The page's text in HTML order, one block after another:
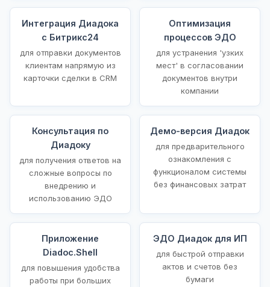
Интеграция Диадока
с Битрикс24
для отправки документов
клиентам напрямую из
карточки сделки в CRM
Оптимизация
процессов ЭДО
для устранения 'узких
мест' в согласовании
документов внутри
компании
Консультация по
Диадоку
для получения ответов на
сложные вопросы по
внедрению и
использованию ЭДО
Демо-версия Диадок
для предварительного
ознакомления с
функционалом системы
без финансовых затрат
Приложение
Diadoc.Shell
для повышения удобства
работы при больших
ЭДО Диадок для ИП
для быстрой отправки
актов и счетов без
бумаги